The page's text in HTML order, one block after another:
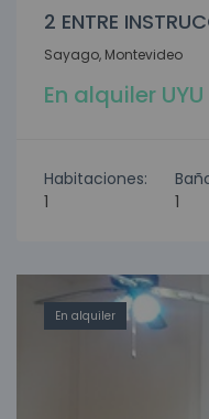
2 ENTRE
Sayago, Montevideo
En alquiler
Habitaciones:
1
1
En alquiler